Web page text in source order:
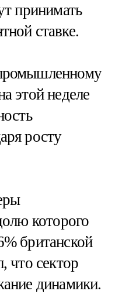
принимать
ставке.
этой неделе
росту
которого
британской
что сектор
динамики.